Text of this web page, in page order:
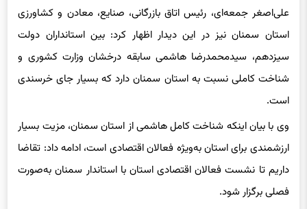
علی‌اصغر جمعه‌ای، رئیس اتاق بازرگانی، صنایع، معادن و کشاورزی
استان سمنان نیز در این دیدار اظهار کرد: بین استانداران دولت
سیزدهم، سیدمحمدرضا هاشمی سابقه درخشان وزارت کشوری و
شناخت کاملی نسبت به استان سمنان دارد که بسیار جای خرسندی
است.
وی با بیان اینکه شناخت کامل هاشمی از استان سمنان، مزیت بسیار
ارزشمندی برای استان به‌ویژه فعالان اقتصادی است، ادامه داد: تقاضا
داریم تا نشست فعالان اقتصادی استان با استاندار سمنان به‌صورت
فصلی برگزار شود.